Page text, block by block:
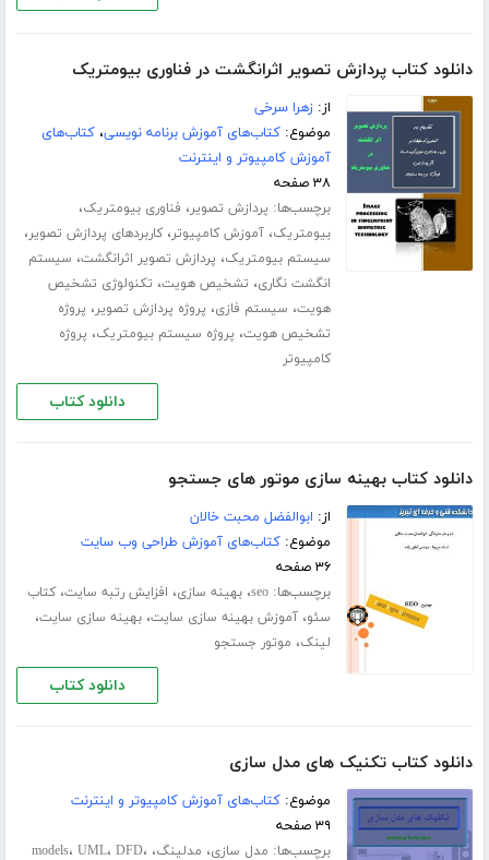
دانلود کتاب پردازش تصویر اثرانگشت در فناوری بیومتریک
از:زهرا سرخی
موضوع:کتاب‌های آموزش برنامه نویسی،کتاب‌های
آموزش کامپیوتر و اینترنت
۳۸ صفحه
برچسب‌ها: پردازش تصویر، فناوری بیومتریک،
بیومتریک،آموزش کامپیوتر،کاربردهای پردازش تصویر،
سیستم بیومتریک، پردازش تصویر اثرانگشت، سیستم
انگشت نگاری، تشخیص هویت، تکنولوژی تشخیص
هویت، سیستم فازی، پروژه پردازش تصویر، پروژه
تشخیص هویت، پروژه سیستم بیومتریک، پروژه
کامپیوتر
دانلود کتاب
دانلود کتاب بهینه سازی موتور های جستجو
از: ابوالفضل محبت خالان
موضوع:کتاب‌های آموزش طراحی وب سایت
۳۶ صفحه
برچسب‌ها:seo،بهینه سازی، افزایش رتبه سایت،کتاب
سئو،آموزش بهینه سازی سایت،بهینه سازی سایت،
لینک، موتور جستجو
دانلود کتاب
دانلود کتاب تکنیک های مدل سازی
موضوع:کتاب‌های آموزش کامپیوتر و اینترنت
۳۹ صفحه
برچسب‌ها: مدل سازی، مدلینگ، models، UML، DFD،